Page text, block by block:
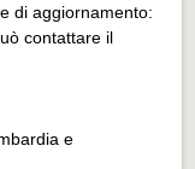
di aggiornamento:
contattare il
e